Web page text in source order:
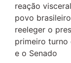
reação
povo
reeleger o
primeiro turno
e o Senado